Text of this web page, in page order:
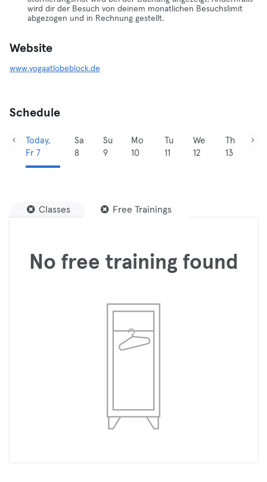
wird dir der Besuch von deinem monatlichen Besuchslimit
abgezogen und in Rechnung gestellt.
Website
www.yogaatlobeblock.de
Schedule
Today,
Fr 7
Sa
8
Su
9
Mo
10
Tu
11
We
12
Th
13
Classes Free Trainings
No free training found